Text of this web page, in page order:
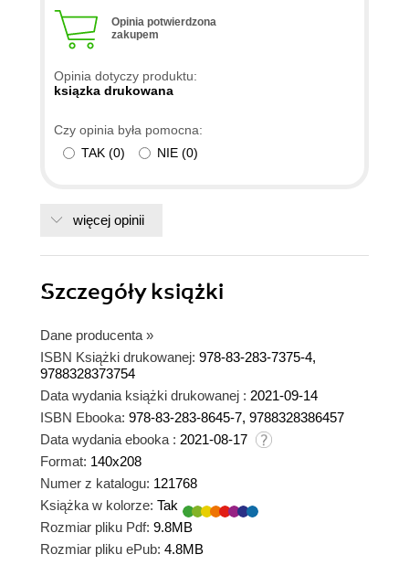
Opinia potwierdzona
zakupem
Opinia dotyczy produktu:
ksiązka drukowana
Czy opinia była pomocna:
TAK (0) NIE (0)
więcej opinii
Szczegółyksiążki
Dane producenta »
ISBN Książki drukowanej: 978-83-283-7375-4,
9788328373754
Data wydania książki drukowanej : 2021-09-14
ISBN Ebooka: 978-83-283-8645-7, 9788328386457
Data wydania ebooka : 2021-08-17
Format: 140x208
Numer z katalogu: 121768
Książka w kolorze: Tak
Rozmiar pliku Pdf: 9.8MB
Rozmiar pliku ePub: 4.8MB